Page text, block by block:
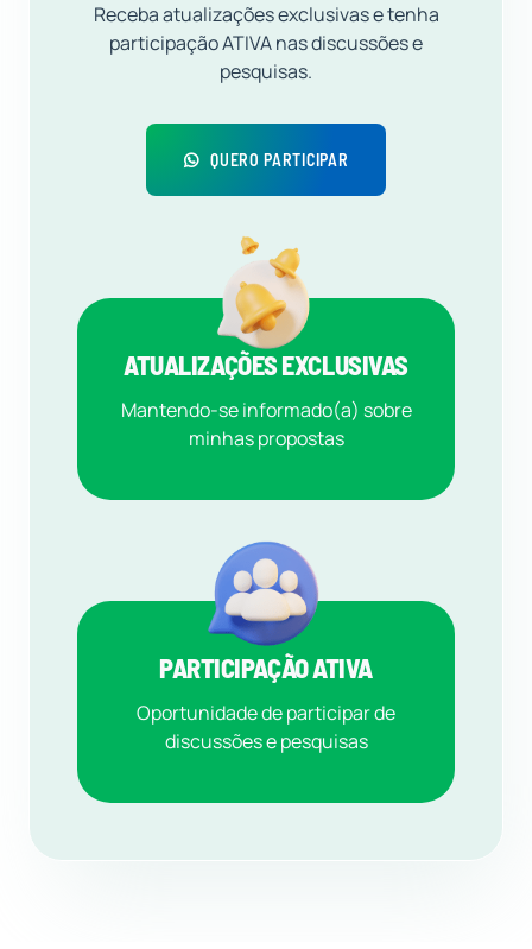
Receba atualizações exclusivas e tenha
participação ATIVA nas discussões e
pesquisas.
QUERO PARTICIPAR
ATUALIZAÇÕES EXCLUSIVAS
Mantendo-se informado(a) sobre
minhas propostas
PARTICIPAÇÃO ATIVA
Oportunidade de participar de
discussões e pesquisas